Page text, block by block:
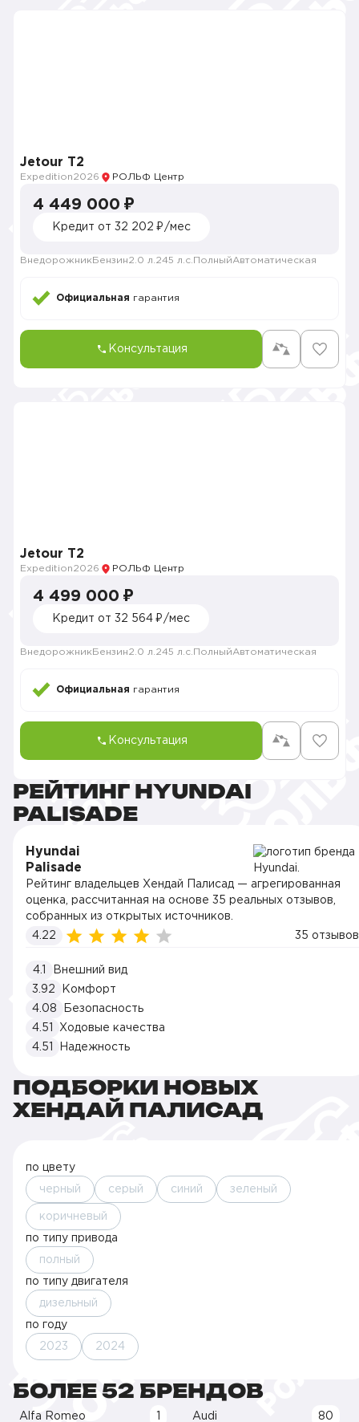
Jetour Т2
Expedition2026 РОЛЬФ Центр
4 449 000 ₽
Кредит от 32 202 ₽/мес
Внедорожник Бензин2.0 л. 245 л.с. ПолныйАвтоматическая
Официальная гарантия
Консультация
Jetour Т2
Expedition2026 РОЛЬФ Центр
4 499 000 ₽
Кредит от 32 564 ₽/мес
Внедорожник Бензин2.0 л. 245 л.с. ПолныйАвтоматическая
Официальная гарантия
Консультация
РЕЙТИНГ HYUNDAI
PALISADE
Hyundai
Palisade
Рейтинг владельцев Хендай Палисад — агрегированная
оценка, рассчитанная на основе 35 реальных отзывов,
собранных из открытых источников.
4.22
35 отзывов
4.1
Внешний вид
3.92
Комфорт
4.08
Безопасность
4.51
Ходовые качества
4.51
Надежность
ПОДБОРКИ НОВЫХ
ХЕНДАЙ ПАЛИСАД
по цвету
черный серый синий зеленый
коричневый
по типу привода
полный
по типу двигателя
дизельный
по году
2023 2024
БОЛЕЕ 52 БРЕНДОВ
Alfa Romeo Audi 80